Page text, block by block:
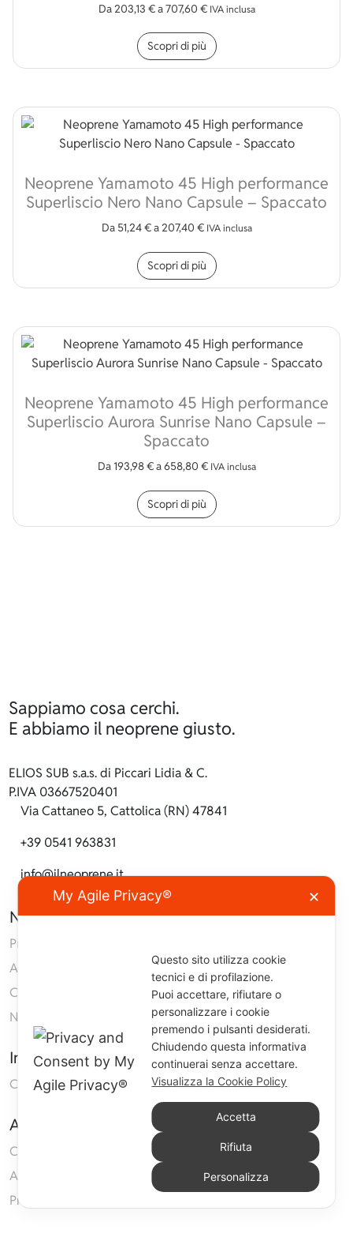
Da203,13 €a707,60 € IVA inclusa
Scopri di più
Neoprene Yamamoto 45 High performance
Superliscio Nero Nano Capsule – Spaccato
Da 51,24€a207,40 € IVA inclusa
Scopri di più
Neoprene Yamamoto 45 High performance
Superliscio Aurora Sunrise Nano Capsule –
Spaccato
Da 193,98€a658,80 € IVA inclusa
Scopri di più
Sappiamo cosa cerchi.
E abbiamo il neoprene giusto.
ELIOS SUB s.a.s. di Piccari Lidia & C.
P.IVA 03667520401
Via Cattaneo 5, Cattolica (RN) 47841
+39 0541 963831
info@ilneoprene.it
Navigazione
Prodotti
Azienda
Contatti
Neoprene
Informazioni
Condizioni generali di vendita
Area Clienti
Carrello
Accedi
Privacy Policy
My Agile Privacy® ✕
Questo sito utilizza cookie
tecnici e di profilazione.
Puoi accettare, rifiutare o
personalizzare i cookie
premendo i pulsanti desiderati.
Chiudendo questa informativa
continuerai senza accettare.
Visualizza la Cookie Policy
Accetta
Rifiuta
Personalizza